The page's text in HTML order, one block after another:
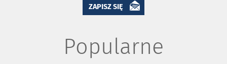
ZAPISZ SIĘ
Popularne